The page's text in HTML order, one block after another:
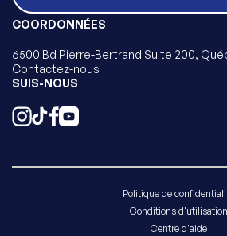
COORDONNÉES
6500 Bd Pierre-Bertrand Suite 200,
Contactez-nous
SUIS-NOUS
Politique de
Conditions d'utilisation
Centre d'aide